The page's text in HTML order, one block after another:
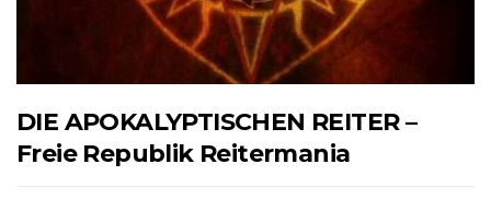
DIE APOKALYPTISCHEN REITER –
Freie Republik Reitermania